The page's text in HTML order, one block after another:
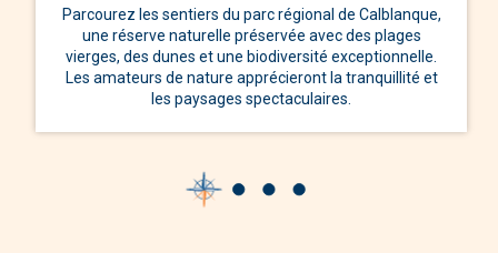
Parcourez les sentiers du parc régional de Calblanque,
une réserve naturelle préservée avec des plages
vierges, des dunes et une biodiversité exceptionnelle.
Les amateurs de nature apprécieront la tranquillité et
les paysages spectaculaires.